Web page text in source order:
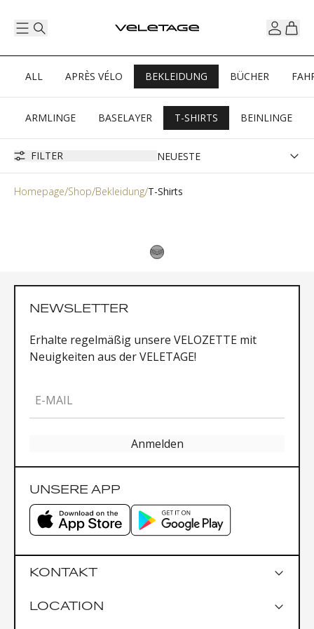
ALL APRÈS VÉLO BEKLEIDUNG BÜCHER
ARMLINGE BASELAYER T-SHIRTS BEINLINGE
FILTER
Homepage Shop Bekleidung T-Shirts
NEWSLETTER
Erhalte regelmäßig unsere VELOZETTE mit
Neuigkeiten aus der VELETAGE!
E-MAIL
Anmelden
UNSERE APP
KONTAKT
LOCATION